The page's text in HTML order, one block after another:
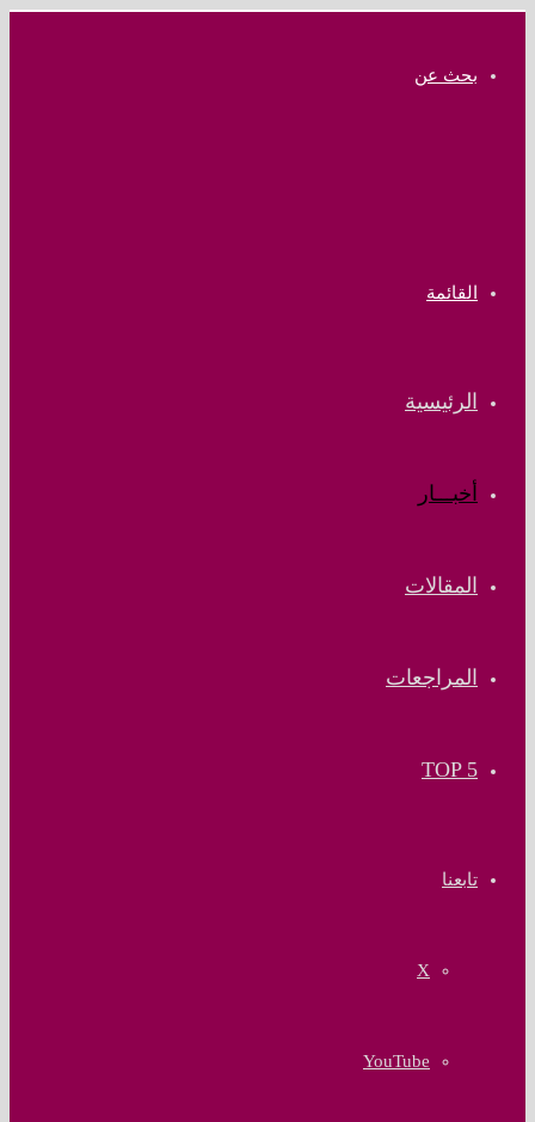
بحث عن
القائمة
الرئيسية
أخبـــار
المقالات
المراجعات
TOP 5
تابعنا
‫X
‫YouTube